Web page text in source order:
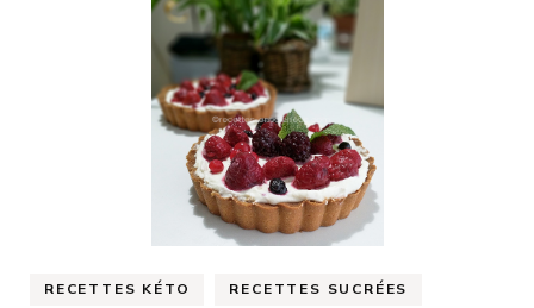
RECETTES KÉTO RECETTES SUCRÉES